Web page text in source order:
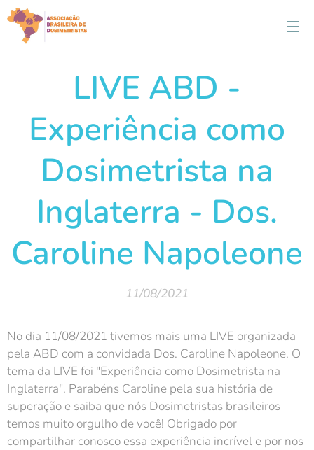
LIVE ABD -
Experiência como
Dosimetrista na
Inglaterra - Dos.
Caroline Napoleone
11/08/2021
No dia 11/08/2021 tivemos mais uma LIVE organizada
pela ABD com a convidada Dos. Caroline Napoleone. O
tema da LIVE foi "Experiência como Dosimetrista na
Inglaterra". Parabéns Caroline pela sua história de
superação e saiba que nós Dosimetristas brasileiros
temos muito orgulho de você! Obrigado por
compartilhar conosco essa experiência incrível e por nos